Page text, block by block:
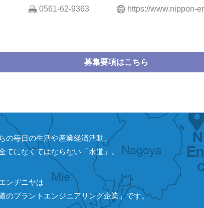
0561-62-9363
https://www.nippon-
募集要項はこちら
の毎日の生活や産業経済活動、
てになくてはならない「水道」。
ンヂニヤは
道のプラントエンジニアリング企業」です。